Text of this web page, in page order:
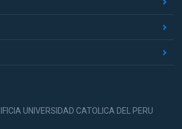
UNIVERSIDAD CATOLICA DEL PERU